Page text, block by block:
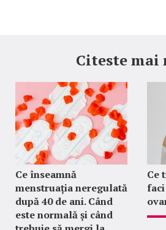
Citeste mai
Ce înseamnă
menstruația neregulată
după 40 de ani. Când
este normală și când
Ce